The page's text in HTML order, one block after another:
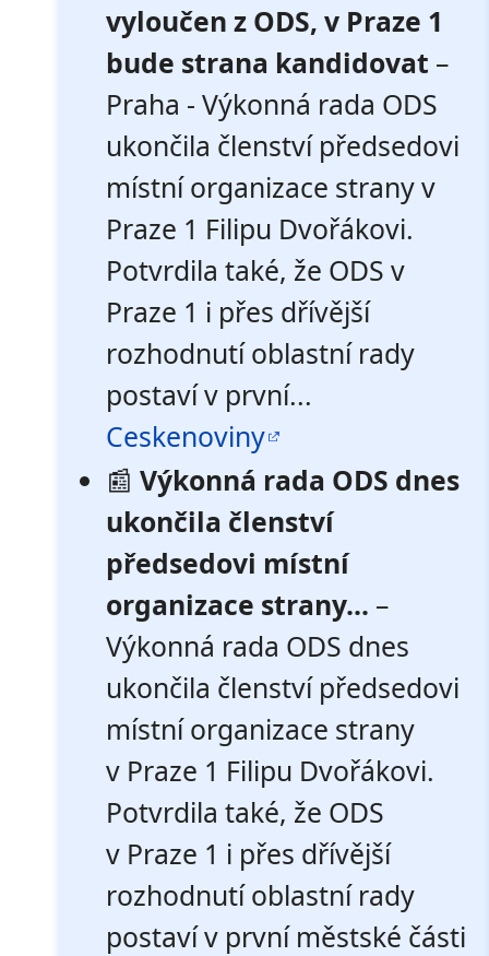
vyloučen z ODS, v Praze 1
bude strana kandidovat –
Praha - Výkonná rada ODS
ukončila členství předsedovi
místní organizace strany v
Praze 1 Filipu Dvořákovi.
Potvrdila také, že ODS v
Praze 1 i přes dřívější
rozhodnutí oblastní rady
postaví v první...
Ceskenoviny
📰Výkonná rada ODS dnes
ukončila členství
předsedovi místní
organizace strany... –
Výkonná rada ODS dnes
ukončila členství předsedovi
místní organizace strany
v Praze 1 Filipu Dvořákovi.
Potvrdila také, že ODS
v Praze 1 i přes dřívější
rozhodnutí oblastní rady
postaví v první městské části